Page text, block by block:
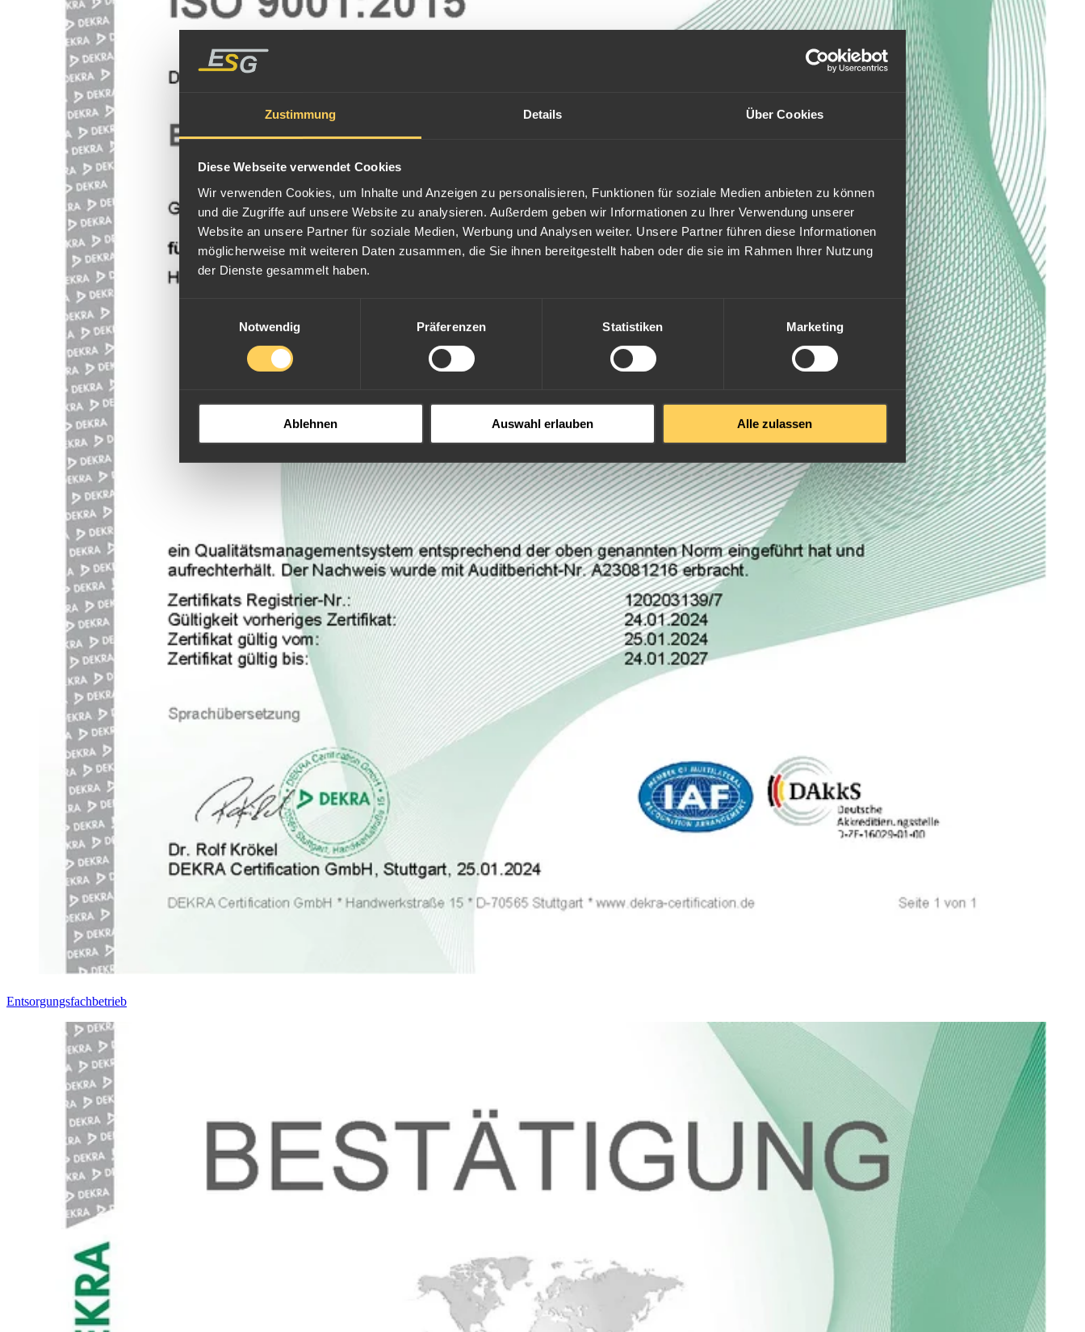
Zustimmung Details Über Cookies
Diese Webseite verwendet Cookies
Wir verwenden Cookies, um Inhalte und Anzeigen zu personalisieren, Funktionen für soziale Medien anbieten zu können
und die Zugriffe auf unsere Website zu analysieren. Außerdem geben wir Informationen zu Ihrer Verwendung unserer
Website an unsere Partner für soziale Medien, Werbung und Analysen weiter. Unsere Partner führen diese Informationen
möglicherweise mit weiteren Daten zusammen, die Sie ihnen bereitgestellt haben oder die sie im Rahmen Ihrer Nutzung
der Dienste gesammelt haben.
Notwendig
Präferenzen Statistiken Marketing
Ablehnen Auswahl erlauben Alle zulassen
Entsorgungsfachbetrieb